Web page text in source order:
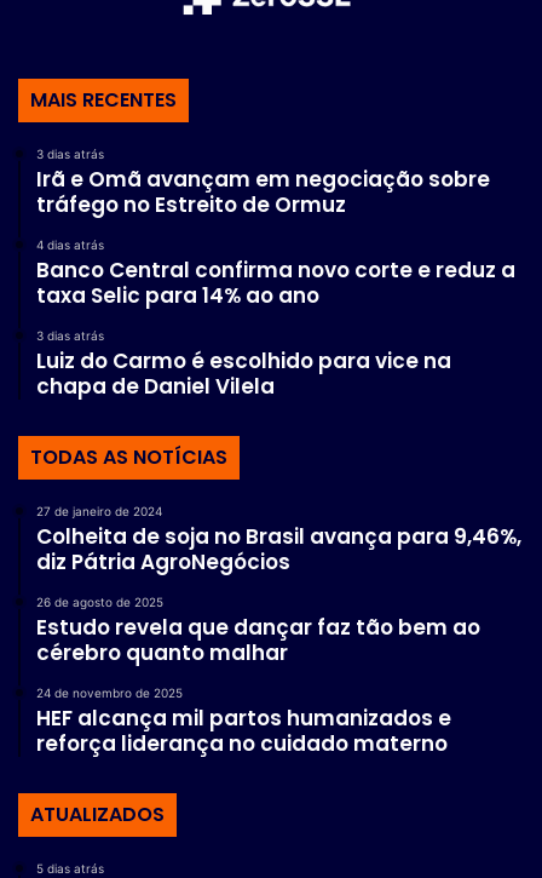
MAIS RECENTES
3 dias atrás
Irã e Omã avançam em negociação sobre
tráfego no Estreito de Ormuz
4 dias atrás
Banco Central confirma novo corte e reduz a
taxa Selic para 14% ao ano
3 dias atrás
Luiz do Carmo é escolhido para vice na
chapa de Daniel Vilela
TODAS AS NOTÍCIAS
27 de janeiro de 2024
Colheita de soja no Brasil avança para 9,46%,
diz Pátria AgroNegócios
26 de agosto de 2025
Estudo revela que dançar faz tão bem ao
cérebro quanto malhar
24 de novembro de 2025
HEF alcança mil partos humanizados e
reforça liderança no cuidado materno
ATUALIZADOS
5 dias atrás